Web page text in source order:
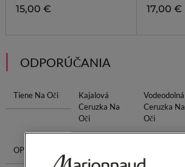
15,00 € 17,00 €
ODPORÚČANIA
Tiene Na Oči
Kajalová
Ceruzka Na
Oči
Vodeodolná
Ceruzka Na
Oči
OPI Pro Spa
Balm